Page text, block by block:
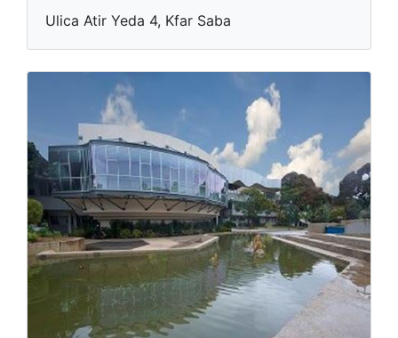
Ulica Atir Yeda 4, Kfar Saba